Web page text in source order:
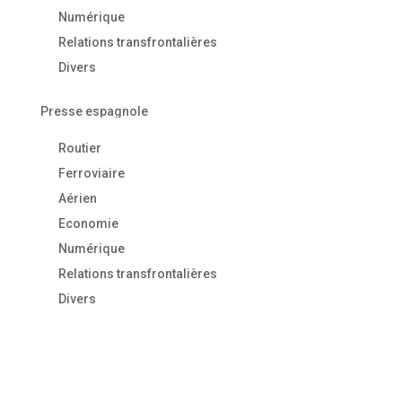
Numérique
Relations transfrontalières
Divers
Presse espagnole
Routier
Ferroviaire
Aérien
Economie
Numérique
Relations transfrontalières
Divers